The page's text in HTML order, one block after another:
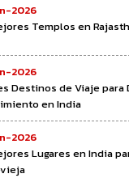
2026
Templos en
2026
Destinos de Viaje para
en India
2026
Lugares en India